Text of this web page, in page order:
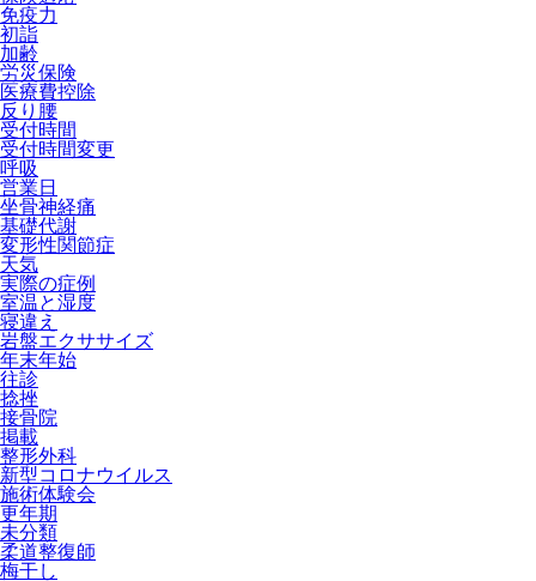
免疫力
初詣
加齢
労災保険
医療費控除
反り腰
受付時間
受付時間変更
呼吸
営業日
坐骨神経痛
基礎代謝
変形性関節症
天気
実際の症例
室温と湿度
寝違え
岩盤エクササイズ
年末年始
往診
捻挫
接骨院
掲載
整形外科
新型コロナウイルス
施術体験会
更年期
未分類
柔道整復師
梅干し